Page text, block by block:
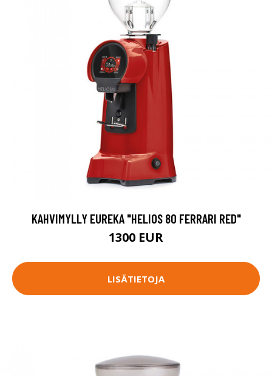
KAHVIMYLLY EUREKA "HELIOS 80 FERRARI RED"
1300 EUR
LISÄTIETOJA